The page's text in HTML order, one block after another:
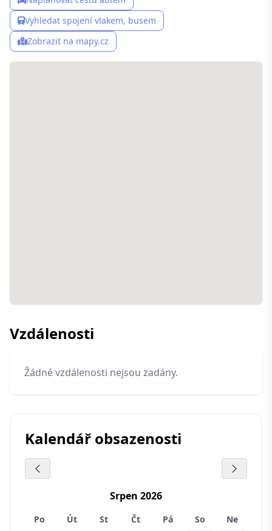
Vyhledat spojení vlakem, busem
Zobrazit na mapy.cz
Vzdálenosti
Žádné vzdálenosti nejsou zadány.
Kalendář obsazenosti
Srpen 2026
Po Út St Čt Pá So
Ne